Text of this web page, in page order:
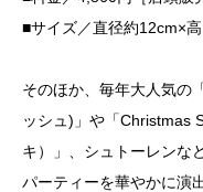
■サイズ／直径約12cm×
そのほか、毎年大人気の
ッシュ)」や「Christmas
キ）」、シュトーレンな
パーティーを華やかに演